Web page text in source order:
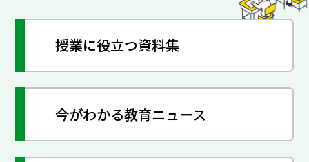
授業に役立つ資料集
今がわかる教育ニュース